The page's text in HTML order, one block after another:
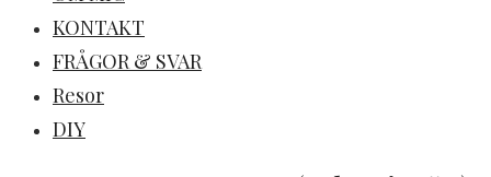
KONTAKT
FRÅGOR & SVAR
Resor
DIY